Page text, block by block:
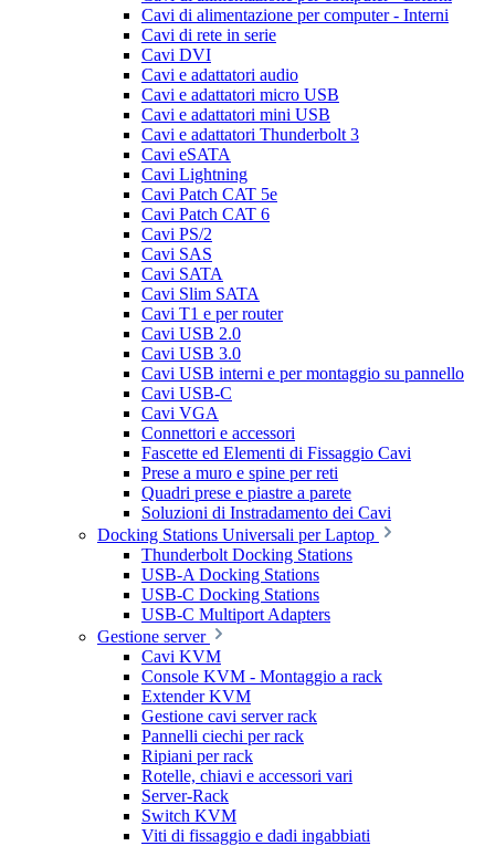
Cavi di alimentazione per computer - Interni
Cavi di rete in serie
Cavi DVI
Cavi e adattatori audio
Cavi e adattatori micro USB
Cavi e adattatori mini USB
Cavi e adattatori Thunderbolt 3
Cavi eSATA
Cavi Lightning
Cavi Patch CAT 5e
Cavi Patch CAT 6
Cavi PS/2
Cavi SAS
Cavi SATA
Cavi Slim SATA
Cavi T1 e per router
Cavi USB 2.0
Cavi USB 3.0
Cavi USB interni e per montaggio su pannello
Cavi USB-C
Cavi VGA
Connettori e accessori
Fascette ed Elementi di Fissaggio Cavi
Prese a muro e spine per reti
Quadri prese e piastre a parete
Soluzioni di Instradamento dei Cavi
Docking Stations Universali per Laptop
Thunderbolt Docking Stations
USB-A Docking Stations
USB-C Docking Stations
USB-C Multiport Adapters
Gestione server
Cavi KVM
Console KVM - Montaggio a rack
Extender KVM
Gestione cavi server rack
Pannelli ciechi per rack
Ripiani per rack
Rotelle, chiavi e accessori vari
Server-Rack
Switch KVM
Viti di fissaggio e dadi ingabbiati